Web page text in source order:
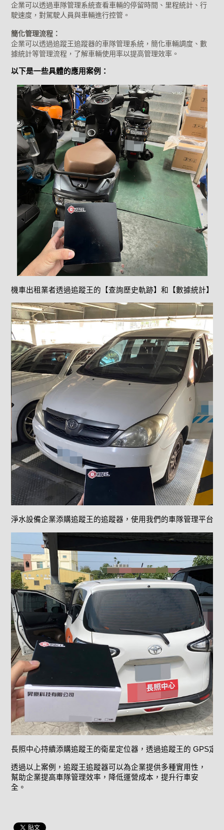
企業可以透過車隊管理系統查看車輛的停留時間、里程統計、行
駛速度，對駕駛人員與車輛進行控管。
簡化管理流程：
企業可以透過追蹤王追蹤器的車隊管理系統，簡化車輛調度、數
據統計等管理流程，了解車輛使用率以提高管理效率。
以下是一些具體的應用案例：
機車出租業者透過追蹤王的【查詢歷史軌跡】和【數據統計】
淨水設備企業添購追蹤王的追蹤器，使用我們的車隊管理平台
長照中心持續添購追蹤王的衛星定位器，透過追蹤王的 GPS定
透過以上案例，追蹤王追蹤器可以為企業提供多種實用性，
幫助企業提高車隊管理效率，降低運營成本，提升行車安
全。